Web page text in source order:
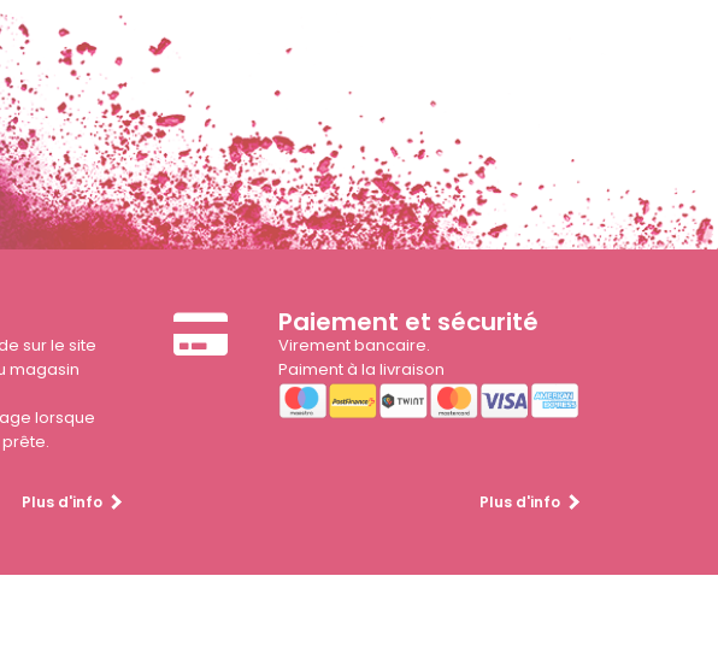
sur le site
magasin
lorsque
Plus d'info
Paiement et sécurité
Virement bancaire.
Paiment à la livraison
Plus d'info